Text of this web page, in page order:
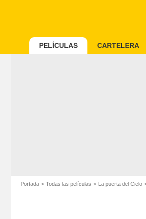
PELÍCULAS CARTELERA
Portada Todas las películas La puerta del Cielo